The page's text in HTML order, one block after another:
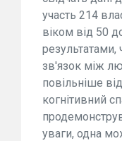
участь 214
віком від 50
зв'язок між
повільніше
когнітивний
уваги, одна